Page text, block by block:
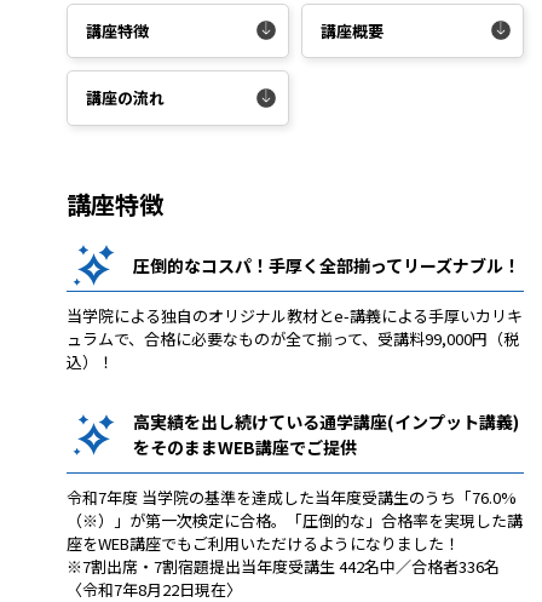
講座特徴 講座概要
講座の流れ
講座特徴
圧倒的なコスパ！手厚く全部揃ってリーズナブル！
当学院による独自のオリジナル教材とe-講義による手厚いカリキ
ュラムで、合格に必要なものが全て揃って、受講料99,000円（税
込）！
高実績を出し続けている通学講座(インプット講義)
をそのままWEB講座でご提供
令和7年度 当学院の基準を達成した当年度受講生のうち「76.0%
（※）」が第一次検定に合格。「圧倒的な」合格率を実現した講
座をWEB講座でもご利用いただけるようになりました！
※7割出席・7割宿題提出当年度受講生 442名中／合格者336名
〈令和7年8月22日現在〉